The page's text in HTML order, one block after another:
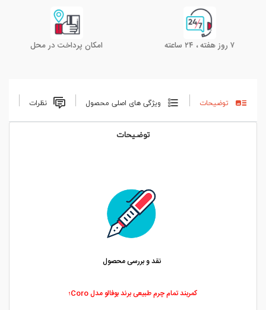
۷ روز هفته ، ۲۴ ساعته امکان پرداخت در محل
توضیحات ویژگی های اصلی محصول نظرات
توضیحات
نقد و بررسی محصول
کمربند تمام چرم طبیعی برند بوفالو مدل Coro؛